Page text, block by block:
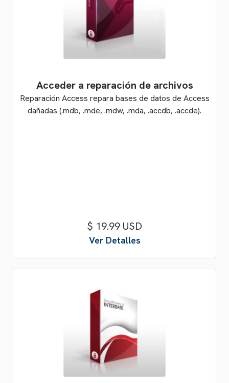
Acceder a reparación de archivos
Reparación Access repara bases de datos de Access
dañadas (.mdb, .mde, .mdw, .mda, .accdb, .accde).
$ 19.99 USD
Ver Detalles